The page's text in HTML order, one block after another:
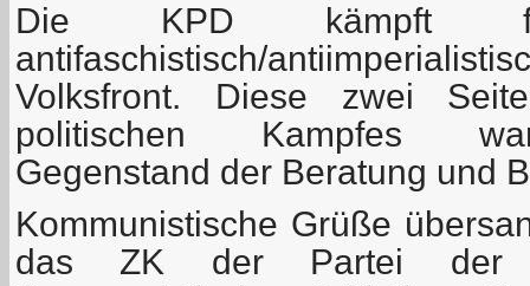
Die KPD kämpft
antifaschistisch/
Volksfront. Diese zwei
politischen Kampfes
Gegenstand der Beratung und
Kommunistische Grüße
das ZK der Partei der